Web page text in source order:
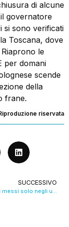
di alcune
governatore
si sono verificati
Toscana, dove
le
per domani
scende
della
frane.
riservata
SUCCESSIVO
Siulp: “Rinforzi messi solo negli uffici, servono agenti in strada”. VIDEO